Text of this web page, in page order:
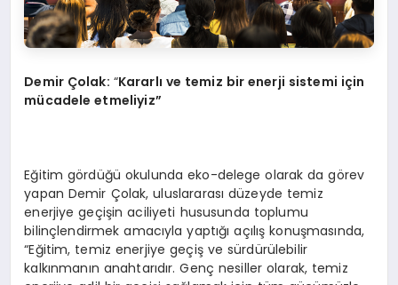
Demir Çolak: “Kararlı ve temiz bir enerji sistemi için
mücadele etmeliyiz”
Eğitim gördüğü okulunda eko-delege olarak da görev
yapan Demir Çolak, uluslararası düzeyde temiz
enerjiye geçişin aciliyeti hususunda toplumu
bilinçlendirmek amacıyla yaptığı açılış konuşmasında,
“Eğitim, temiz enerjiye geçiş ve sürdürülebilir
kalkınmanın anahtarıdır. Genç nesiller olarak, temiz